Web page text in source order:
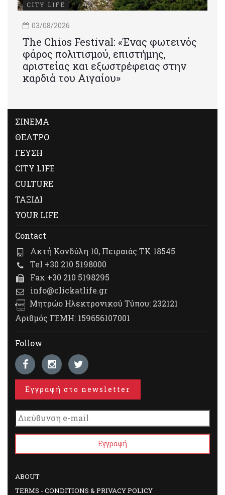
CITY LIFE
03/08/2026
Τhe Chios Festival: «Ένας φωτεινός
φάρος πολιτισμού, επιστήμης,
αριστείας και εξωστρέφειας στην
καρδιά του Αιγαίου»
ΣΙΝΕΜΑ
ΘΕΑΤΡΟ
ΓΕΥΣΗ
CITY LIFE
CULTURE
ΤΑΞΙΔΙ
YOUR LIFE
Contact
Ακτή Κονδύλη 10, Πειραιάς ΤΚ 18545
Tel +30 210 5198000
Fax +30 210 5198295
info@clickatlife.gr
Μητρώο Ηλεκτρονικού Τύπου: 232121
Αριθμός ΓΕΜΗ: 159656107001
Follow
Εγγραφή στο newsletter
ABOUT
TERMS - CONDITIONS & PRIVACY POLICY